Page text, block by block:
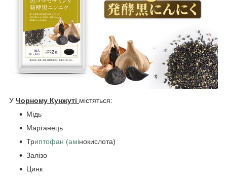
У Чорному Кунжуті містяться:
Мідь
Марганець
Триптофан (амінокислота)
Залізо
Цинк